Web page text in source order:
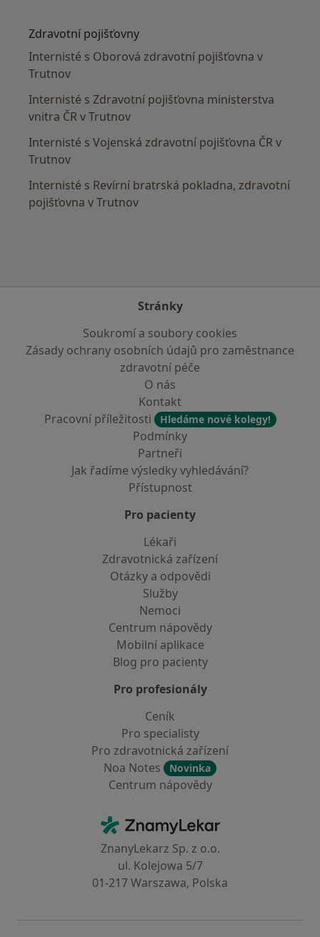
Zdravotní pojišťovny
Internisté s Oborová zdravotní pojišťovna v
Trutnov
Internisté s Zdravotní pojišťovna ministerstva
vnitra ČR v Trutnov
Internisté s Vojenská zdravotní pojišťovna ČR v
Trutnov
Internisté s Revírní bratrská pokladna, zdravotní
pojišťovna v Trutnov
Stránky
Soukromí a soubory cookies
Zásady ochrany osobních údajů pro zaměstnance
zdravotní péče
O nás
Kontakt
Pracovní příležitosti
Hledáme nové kolegy!
Podmínky
Partneři
Jak řadíme výsledky vyhledávání?
Přístupnost
Pro pacienty
Lékaři
Zdravotnická zařízení
Otázky a odpovědi
Služby
Nemoci
Centrum nápovědy
Mobilní aplikace
Blog pro pacienty
Pro profesionály
Ceník
Pro specialisty
Pro zdravotnická zařízení
Noa Notes
Novinka
Centrum nápovědy
ZnamyLekar - Hlavní stránka
ZnanyLekarz Sp. z o.o.
ul. Kolejowa 5/7
01-217 Warszawa, Polska